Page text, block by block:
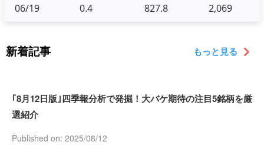
06/19 0.4 827.8 2,069
新着記事 もっと見る
｢8月12日版｣四季報分析で発掘！大バケ期待の注目5銘柄を厳
選紹介
Published on: 2025/08/12